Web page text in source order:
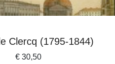
Clercq (1795-1844)
€30,50